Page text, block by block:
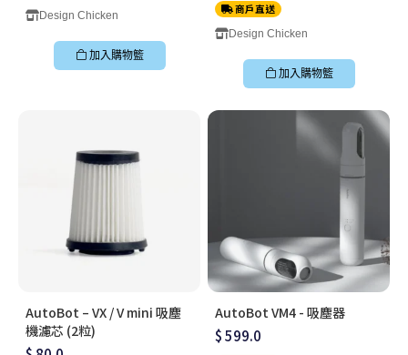
Design Chicken
加入購物籃
商戶直送
Design Chicken
加入購物籃
AutoBot – VX / V mini 吸塵
機濾芯 (2粒)
AutoBot VM4 - 吸塵器
$ 599.0